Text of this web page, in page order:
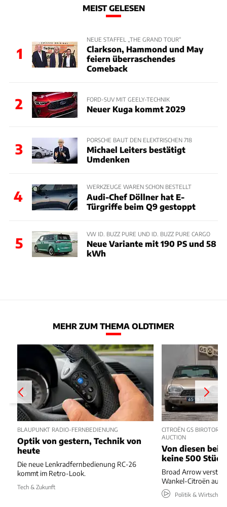
MEIST GELESEN
1
NEUE STAFFEL „THE GRAND TOUR“
Clarkson, Hammond und May
feiern überraschendes
Comeback
2 FORD-SUV MIT GEELY-TECHNIK
Neuer Kuga kommt 2029
3
PORSCHE BAUT DEN ELEKTRISCHEN 718
Michael Leiters bestätigt
Umdenken
4
WERKZEUGE WAREN SCHON BESTELLT
Audi-Chef Döllner hat E-
Türgriffe beim Q9 gestoppt
5
VW ID. BUZZ PURE UND ID. BUZZ PURE CARGO
Neue Variante mit 190 PS und 58
kWh
MEHR ZUM THEMA OLDTIMER
BLAUPUNKT RADIO-FERNBEDIENUNG
Optik von gestern, Technik von
heute
Die neue Lenkradfernbedienung RC-26
kommt im Retro-Look.
Tech & Zukunft
CITROËN GS BIROTOR
AUCTION
Von diesen
keine 500 Stück
Broad Arrow
Wankel-Citroën aus
Politik & Wirtschaft